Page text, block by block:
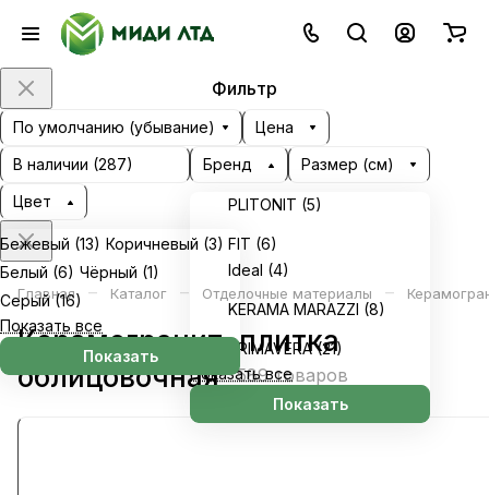
Фильтр
По умолчанию (убывание)
Цена
В наличии (287) Бренд
PLITONIT (5)
FIT (6)
Ideal (4)
KERAMA MARAZZI (8)
PRIMAVERA (21)
Показать все
Показать
Размер (см)
Цвет
Бежевый (13) Коричневый (3)
Белый (6) Чёрный (1)
Серый (16)
Показать все
Показать
Главная – Каталог – Отделочные материалы –
Керамогранит, плитка
облицовочная
589 товаров